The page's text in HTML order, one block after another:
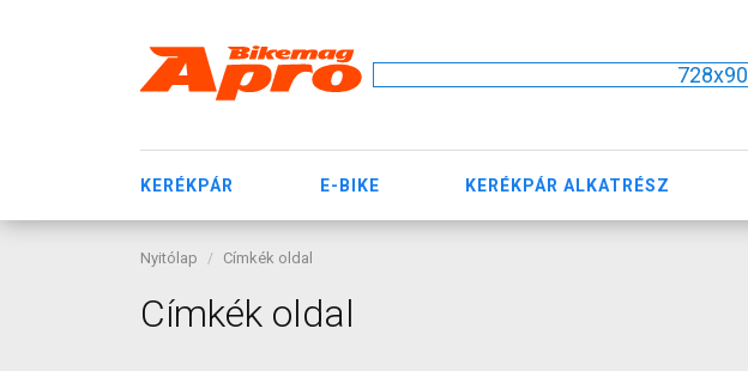
728x90
KERÉKPÁR E-BIKE KERÉKPÁR ALKATRÉSZ
Nyitólap Címkék oldal
Címkék oldal